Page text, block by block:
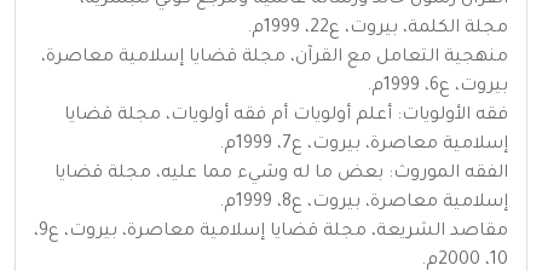
مجلة الكلمة، بيروت، ع22، 1999م.
منهجية التعامل مع القرآن، مجلة قضايا إسلامية معاصرة،
بيروت، ع6، 1999م.
فقه الأولويات: أعلم أولويات أم فقه أولويات، مجلة قضايا
إسلامية معاصرة، بيروت، ع7، 1999م.
الفقه الموروث: بعض ما له وشيء مما عليه، مجلة قضايا
إسلامية معاصرة، بيروت، ع8، 1999م.
مقاصد الشريعة، مجلة قضايا إسلامية معاصرة، بيروت، ع9،
10، 2000م.